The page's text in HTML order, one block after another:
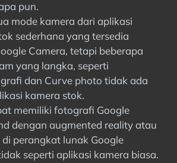
pun.
mode kamera dari aplikasi
sederhana yang tersedia
Camera, tetapi beberapa
yang langka, seperti
dan Curve photo tidak ada
kamera stok.
memiliki fotografi Google
dengan augmented reality atau
di perangkat lunak Google
seperti aplikasi kamera biasa.